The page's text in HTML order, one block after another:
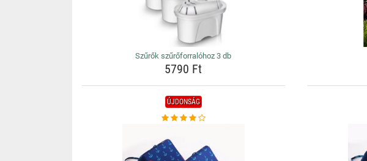
Szűrők szűrőforralóhoz 3 db
5790 Ft
ÚJDONSÁG